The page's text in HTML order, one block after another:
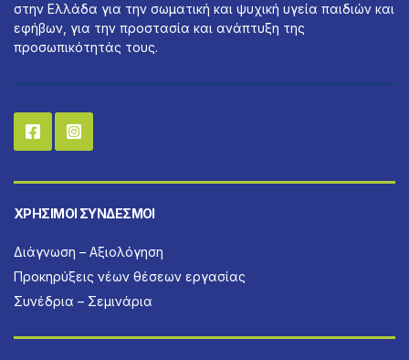
στην Ελλάδα για την σωματική και ψυχική υγεία παιδιών και
εφήβων, για την προστασία και ανάπτυξη της
προσωπικότητάς τους.
ΧΡΉΣΙΜΟΙ ΣΎΝΔΕΣΜΟΙ
Διάγνωση – Αξιολόγηση
Προκηρύξεις νέων θέσεων εργασίας
Συνέδρια – Σεμινάρια